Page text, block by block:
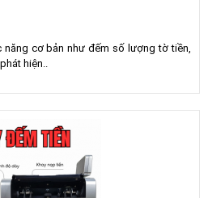
cơ bản như đếm số lượng tờ tiền,
hiện..